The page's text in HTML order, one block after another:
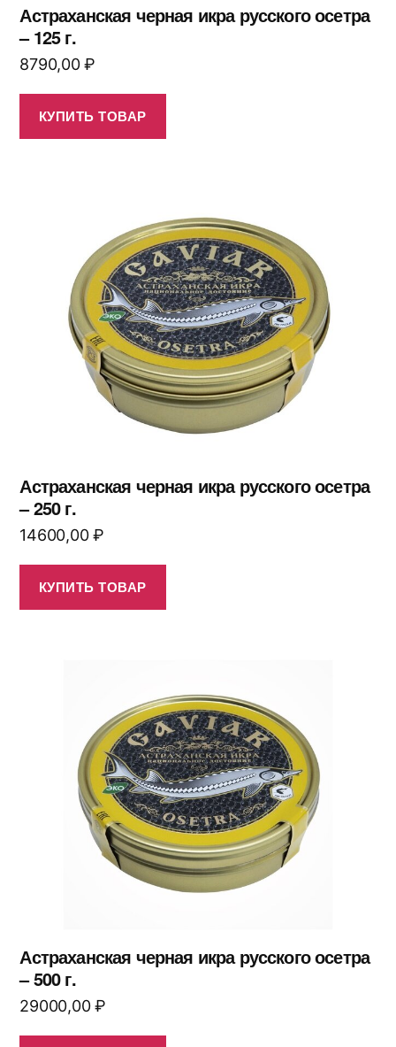
Астраханская черная икра русского осетра
– 125 г.
8790,00₽
КУПИТЬ ТОВАР
Астраханская черная икра русского осетра
– 250 г.
14600,00₽
КУПИТЬ ТОВАР
Астраханская черная икра русского осетра
– 500 г.
29000,00₽